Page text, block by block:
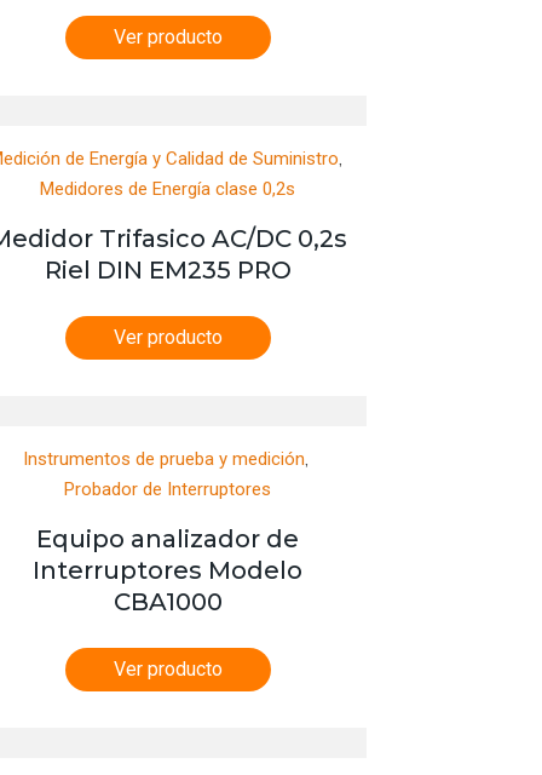
Ver producto
de Energía y Calidad de Suministro,
Medidores de Energía clase 0,2s
Trifasico AC/DC 0,2s
Riel DIN EM235 PRO
Ver producto
Instrumentos de prueba y medición,
Probador de Interruptores
Equipo analizador de
Interruptores Modelo
CBA1000
Ver producto